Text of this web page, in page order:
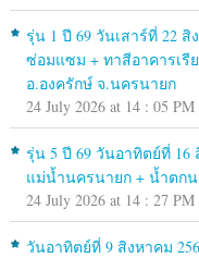
รุ่น 1 ปี 69 วันเสาร์ที่ 22
ซ่อมแซม + ทาสีอาคารเรี
อ.องครักษ์ จ.นครนายก
24 July 2026 at 14 : 05 PM
รุ่น 5 ปี 69 วันอาทิตย์ที่ 16
แม่น้ำนครนายก + น้ำตกน
24 July 2026 at 14 : 27 PM
วันอาทิตย์ที่ 9 สิงหาคม